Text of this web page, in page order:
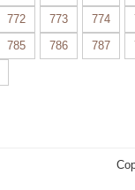
772 773 774
785 786 787